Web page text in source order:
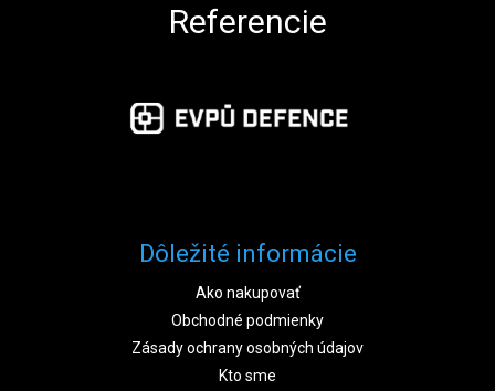
Referencie
Dôležité informácie
Ako nakupovať
Obchodné podmienky
Zásady ochrany osobných údajov
Kto sme